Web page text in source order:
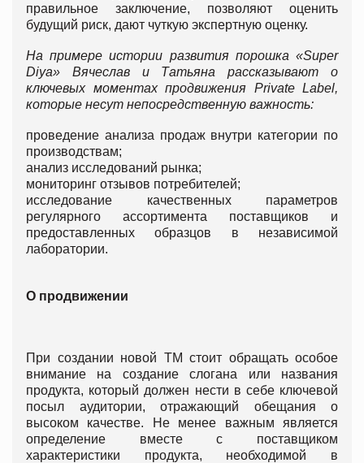
правильное заключение, позволяют оценить
будущий риск, дают чуткую экспертную оценку.
На примере истории развития порошка «Super
Diya» Вячеслав и Татьяна рассказывают о
ключевых моментах продвижения Private Label,
которые несут непосредственную важность:
проведение анализа продаж внутри категории по
производствам;
анализ исследований рынка;
мониторинг отзывов потребителей;
исследование качественных параметров
регулярного ассортимента поставщиков и
предоставленных образцов в независимой
лаборатории.
О продвижении
При создании новой ТМ стоит обращать особое
внимание на создание слогана или названия
продукта, который должен нести в себе ключевой
посыл аудитории, отражающий обещания о
высоком качестве. Не менее важным является
определение вместе с поставщиком
характеристики продукта, необходимой в